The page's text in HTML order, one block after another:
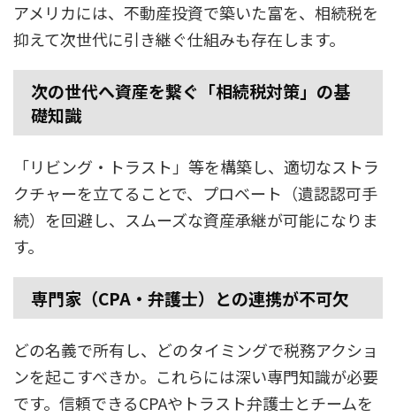
アメリカには、不動産投資で築いた富を、相続税を
抑えて次世代に引き継ぐ仕組みも存在します。
次の世代へ資産を繋ぐ「相続税対策」の基
礎知識
「リビング・トラスト」等を構築し、適切なストラ
クチャーを立てることで、プロベート（遺認認可手
続）を回避し、スムーズな資産承継が可能になりま
す。
専門家（CPA・弁護士）との連携が不可欠
どの名義で所有し、どのタイミングで税務アクショ
ンを起こすべきか。これらには深い専門知識が必要
です。信頼できるCPAやトラスト弁護士とチームを